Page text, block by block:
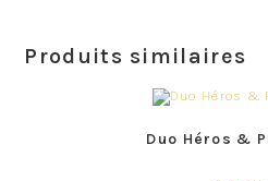
Produits similaires
Duo Héros &